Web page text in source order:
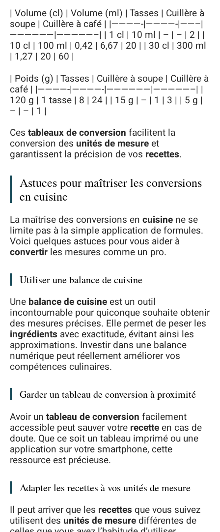
| Volume (cl) | Volume (ml) | Tasses | Cuillère à
soupe | Cuillère à café | |————-|————-|——–|
——————|—————–| | 1 cl | 10 ml | – | – | 2 | |
10 cl | 100 ml | 0,42 | 6,67 | 20 | | 30 cl | 300 ml
| 1,27 | 20 | 60 |
| Poids (g) | Tasses | Cuillère à soupe | Cuillère à
café | |————-|————-|——————|—————–| |
120 g | 1 tasse | 8 | 24 | | 15 g | – | 1 | 3 | | 5 g |
– | – | 1 |
Ces tableaux de conversion facilitent la
conversion des unités de mesureet
garantissent la précision de vos recettes.
Astuces pour maîtriser les conversions
en cuisine
La maîtrise des conversions en cuisine ne se
limite pas à la simple application de formules.
Voici quelques astuces pour vous aider à
convertir les mesures comme un pro.
Utiliser une balance de cuisine
Une balance de cuisineest un outil
incontournable pour quiconque souhaite obtenir
des mesures précises. Elle permet de peser les
ingrédients avec exactitude, évitant ainsi les
approximations. Investir dans une balance
numérique peut réellement améliorer vos
compétences culinaires.
Garder un tableau de conversion à proximité
Avoir un tableau de conversion facilement
accessible peut sauver votre recetteen cas de
doute. Que ce soit un tableau imprimé ou une
application sur votre smartphone, cette
ressource est précieuse.
Adapter les recettes à vos unités de mesure
Il peut arriver que les recettes que vous suivez
utilisent des unités de mesure différentes de